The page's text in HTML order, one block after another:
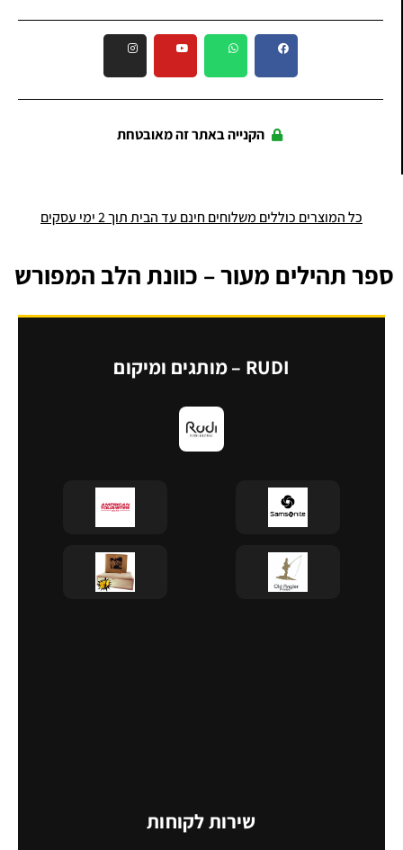
הקנייה באתר זה מאובטחת
כל המוצרים כוללים משלוחים חינם עד הבית תוך 2 ימי עסקים
ספר תהילים מעור – כוונת הלב המפורש
RUDI – מותגים ומיקום
שירות לקוחות